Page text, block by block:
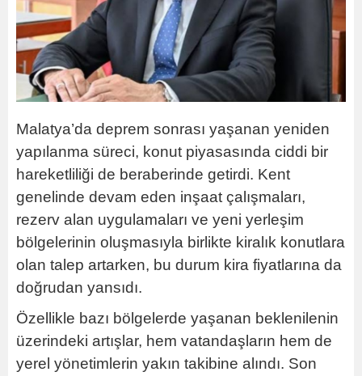
Malatya’da deprem sonrası yaşanan yeniden
yapılanma süreci, konut piyasasında ciddi bir
hareketliliği de beraberinde getirdi. Kent
genelinde devam eden inşaat çalışmaları,
rezerv alan uygulamaları ve yeni yerleşim
bölgelerinin oluşmasıyla birlikte kiralık konutlara
olan talep artarken, bu durum kira fiyatlarına da
doğrudan yansıdı.
Özellikle bazı bölgelerde yaşanan beklenilenin
üzerindeki artışlar, hem vatandaşların hem de
yerel yönetimlerin yakın takibine alındı. Son